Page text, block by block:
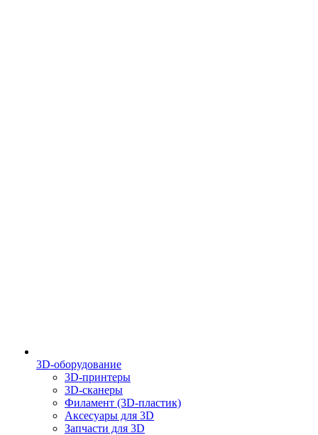
3D-оборудование
3D-принтеры
3D-сканеры
Филамент (3D-пластик)
Аксесуары для 3D
Запчасти для 3D